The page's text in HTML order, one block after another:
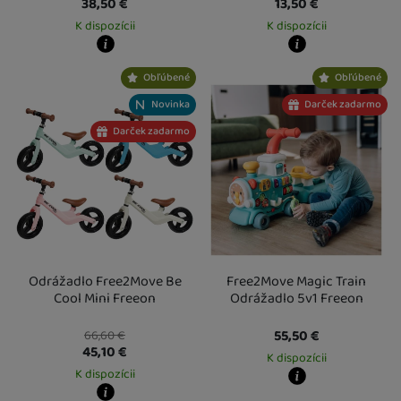
K dispozícii
Kdy zboží dostanete?
Osobný odber vo výdajnom mieste
12. 8.
K dispozícii
Kdy zboží dostanete?
Osobný odber vo výdajnom mieste
U Vás doma14. 8.
Obľúbené
Novinka
Darček zadarmo
Odrážadlo Free2Move Be
Cool Mini Freeon
66,60€
45,10€
K dispozícii
Obľúbené
Darček zadarmo
Free2Move Magic Train
Odrážadlo 5v1 Freeon
55,50€
K dispozícii